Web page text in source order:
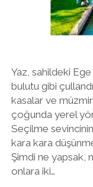
Yaz, sahildeki Ege
bulutu gibi
kasalar ve
çoğunda yerel
Seçilme
kara kara
Şimdi ne yapsak,
onlara iki…